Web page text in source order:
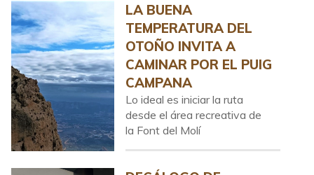
LA BUENA
TEMPERATURA DEL
OTOÑO INVITA A
CAMINAR POR EL PUIG
CAMPANA
Lo ideal es iniciar la ruta
desde el área recreativa de
la Font del Molí